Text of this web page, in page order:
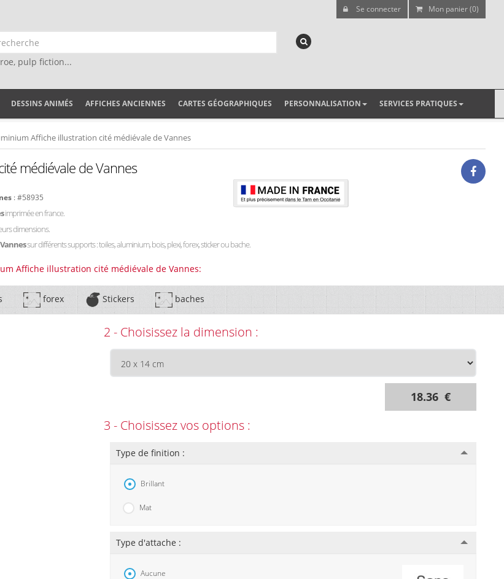
Se connecter Mon panier (0)
pulp fiction...
DESSINS ANIMÉS AFFICHES ANCIENNES CARTES GÉOGRAPHIQUES PERSONNALISATION SERVICES PRATIQUES
Affiche illustration cité médiévale de Vannes
médiévale de Vannes
: #58935
imprimée en france.
dimensions.
sur différents supports : toiles, aluminium, bois, plexi, forex, sticker ou bache.
Affiche illustration cité médiévale de Vannes:
forex Stickers baches
2 - Choisissez la dimension :
18.36 €
3 - Choisissez vos options :
Type de finition :
Brillant
Mat
Type d'attache :
Aucune